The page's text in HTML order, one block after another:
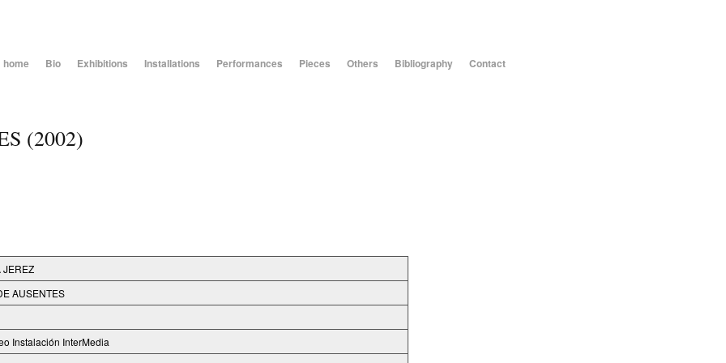
home Bio Exhibitions Installations Performances Pieces Others Bibliography Contact
(2002)
AUSENTES
Instalación InterMedia